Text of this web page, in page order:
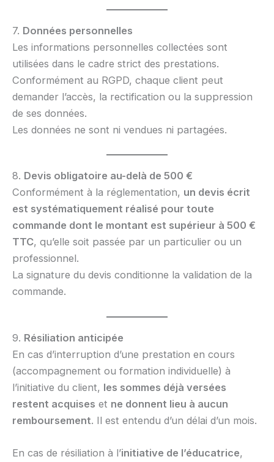
7. Données personnelles
Les informations personnelles collectées sont
utilisées dans le cadre strict des prestations.
Conformément au RGPD, chaque client peut
demander l’accès, la rectification ou la suppression
de ses données.
Les données ne sont ni vendues ni partagées.
8. Devis obligatoire au-delà de 500 €
Conformément à la réglementation, un devis écrit
est systématiquement réalisé pour toute
commande dont le montant est supérieur à 500 €
TTC, qu’elle soit passée par un particulier ou un
professionnel.
La signature du devis conditionne la validation de la
commande.
9. Résiliation anticipée
En cas d’interruption d’une prestation en cours
(accompagnement ou formation individuelle) à
l’initiative du client, les sommes déjà versées
restent acquises et ne donnent lieu à aucun
remboursement. Il est entendu d’un délai d’un mois.
En cas de résiliation à l’initiative de l’éducatrice,